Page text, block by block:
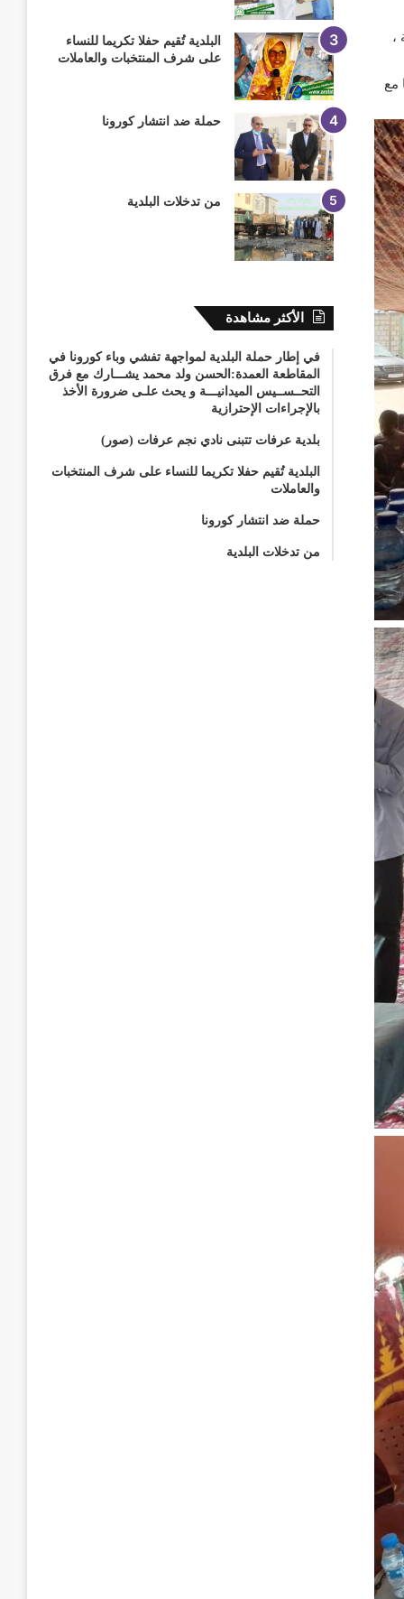
،
مع
البلدية تُقيم حفلا تكريما للنساء
على شرف المنتخبات والعاملات
حملة ضد انتشار كورونا
من تدخلات البلدية
الأكثر مشاهدة
في إطار حملة البلدية لمواجهة تفشي وباء كورونا في
المقاطعة العمدة:الحسن ولد محمد يشـــارك مع فرق
التحــســيس الميدانيـــة و يحث علـى ضرورة الأخذ
بالإجراءات الإحترازية
بلدية عرفات تتبنى نادي نجم عرفات (صور)
البلدية تُقيم حفلا تكريما للنساء على شرف المنتخبات
والعاملات
حملة ضد انتشار كورونا
من تدخلات البلدية